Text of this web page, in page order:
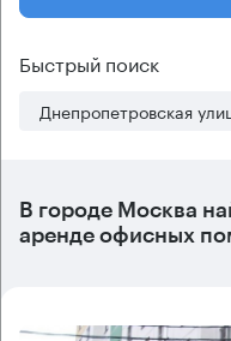
Быстрый поиск
Днепропетровская
В городе Москва
аренде офисных